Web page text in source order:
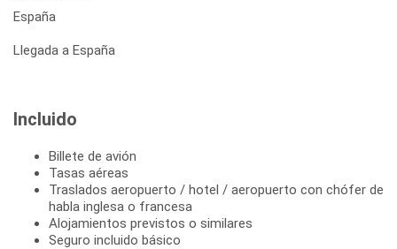
España
Llegada a España
Incluido
Billete de avión
Tasas aéreas
Traslados aeropuerto / hotel / aeropuerto con chófer de
habla inglesa o francesa
Alojamientos previstos o similares
Seguro incluido básico